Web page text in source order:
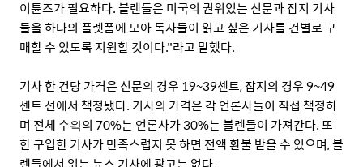
이튠즈가 필요하다. 블렌들은 미국의 권위있는 신문과 잡지 기사
들을 하나의 플렛폼에 모아 독자들이 읽고 싶은 기사를 건별로 구
매할 수 있도록 지원할 것이다."라고 말했다.
기사 한 건당 가격은 신문의 경우 19~39센트, 잡지의 경우 9~49
센트 선에서 책정됐다. 기사의 가격은 각 언론사들이 직접 책정하
며 전체 수읙의 70%는 언론사가 30%는 블렌들이 가져간다. 또
한 구입한 기사가 만족스럽지 못 하면 전액 환불 받을 수 있으며, 블